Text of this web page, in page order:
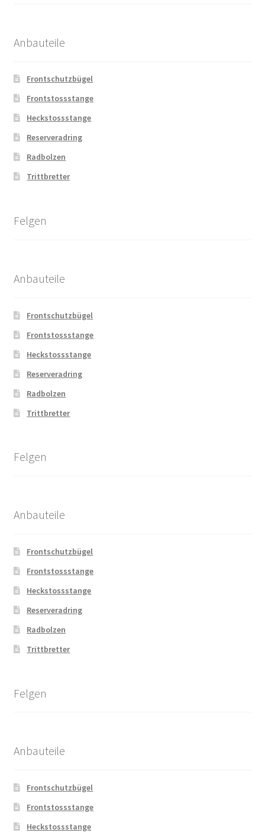
Anbauteile
Frontschutzbügel
Frontstossstange
Heckstossstange
Reserveradring
Radbolzen
Trittbretter
Felgen
Anbauteile
Frontschutzbügel
Frontstossstange
Heckstossstange
Reserveradring
Radbolzen
Trittbretter
Felgen
Anbauteile
Frontschutzbügel
Frontstossstange
Heckstossstange
Reserveradring
Radbolzen
Trittbretter
Felgen
Anbauteile
Frontschutzbügel
Frontstossstange
Heckstossstange